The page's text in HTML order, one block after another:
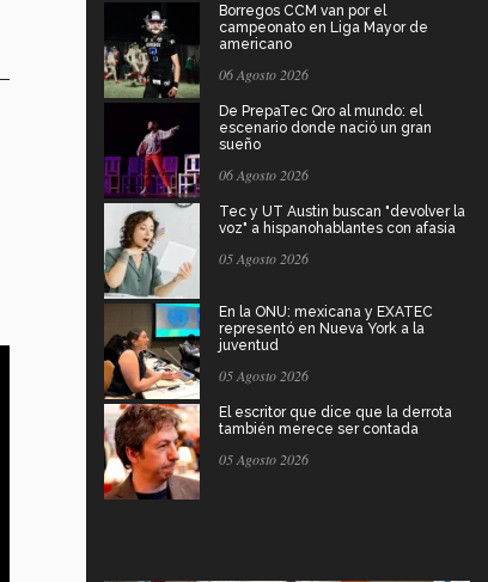
Borregos CCM van por el
campeonato en Liga Mayor de
americano
06 Agosto 2026
De PrepaTec Qro al mundo: el
escenario donde nació un gran
sueño
06 Agosto 2026
Tec y UT Austin buscan "devolver la
voz" a hispanohablantes con afasia
05 Agosto 2026
En la ONU: mexicana y EXATEC
representó en Nueva York a la
juventud
05 Agosto 2026
El escritor que dice que la derrota
también merece ser contada
05 Agosto 2026